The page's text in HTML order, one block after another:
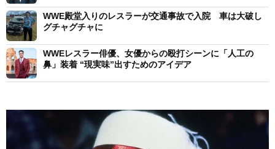
WWE殿堂入りのレスラーが交通事故で入院 車は大破し
グチャグチャに
WWEレスラー俳優、女優からの殴打シーンに「人工の
鼻」装着 “現実味”出すためのアイデア